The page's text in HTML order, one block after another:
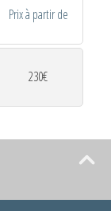
Prix à partir de
230€